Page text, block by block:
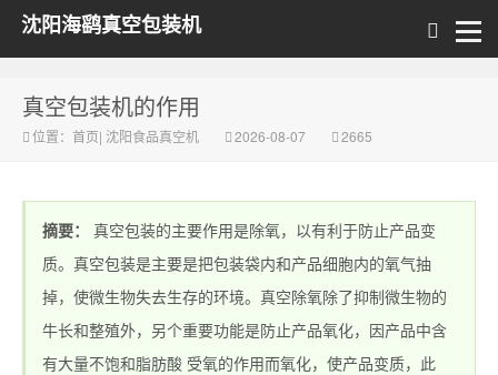
沈阳海鹞真空包装机
真空包装机的作用
位置： 首页| 沈阳食品真空机 2026-08-07 2665
摘要：
真空包装的主要作用是除氧，以有利于防止产品变
质。真空包装是主要是把包装袋内和产品细胞内的氧气抽
掉，使微生物失去生存的环境。真空除氧除了抑制微生物的
牛长和整殖外，另个重要功能是防止产品氧化，因产品中含
有大量不饱和脂肪酸 受氧的作用而氧化，使产品变质，此